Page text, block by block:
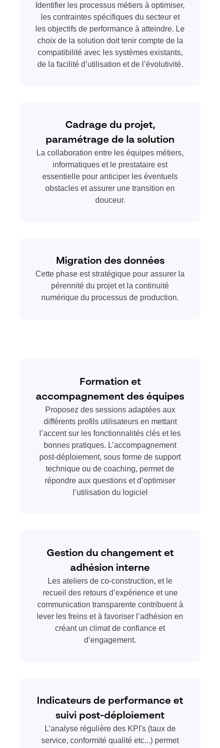
Identifier les processus métiers à optimiser,
les contraintes spécifiques du secteur et
les objectifs de performance à atteindre. Le
choix de la solution doit tenir compte de la
compatibilité avec les systèmes existants,
de la facilité d’utilisation et de l’évolutivité.
Cadrage du projet,
paramétrage de la solution
La collaboration entre les équipes métiers,
informatiques et le prestataire est
essentielle pour anticiper les éventuels
obstacles et assurer une transition en
douceur.
Migration des données
Cette phase est stratégique pour assurer la
pérennité du projet et la continuité
numérique du processus de production.
Formation et
accompagnement des équipes
Proposez des sessions adaptées aux
différents profils utilisateurs en mettant
l’accent sur les fonctionnalités clés et les
bonnes pratiques. L’accompagnement
post-déploiement, sous forme de support
technique ou de coaching, permet de
répondre aux questions et d’optimiser
l’utilisation du logiciel
Gestion du changement et
adhésion interne
Les ateliers de co-construction, et le
recueil des retours d’expérience et une
communication transparente contribuent à
lever les freins et à favoriser l’adhésion en
créant un climat de confiance et
d’engagement.
Indicateurs de performance et
suivi post-déploiement
L’analyse régulière des KPI's (taux de
service, conformité qualité etc...) permet